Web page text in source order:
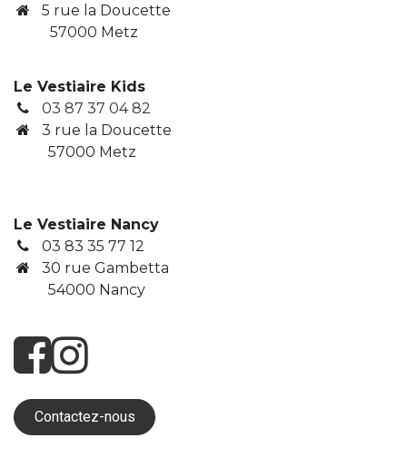
5 rue la Doucette
57000 Metz
Le Vestiaire Kids
03 87 37 04 82
3 rue la Doucette
​ 57000 Metz
Le Vestiaire Nancy
03 83 35 77 12
30 rue Gambetta
​ 54000 Nancy
Contactez-nous